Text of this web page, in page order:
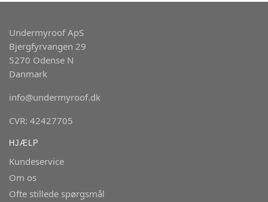
Undermyroof ApS
Bjergfyrvangen 29
5270 Odense N
Danmark
info@undermyroof.dk
CVR: 42427705
HJÆLP
Kundeservice
Om os
Ofte stillede spørgsmål